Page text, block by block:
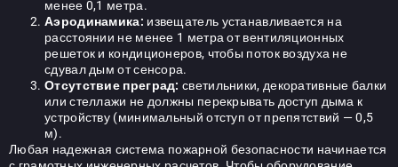
менее 0,1 метра.
Аэродинамика: извещатель устанавливается на
расстоянии не менее 1 метра от вентиляционных
решеток и кондиционеров, чтобы поток воздуха не
сдувал дым от сенсора.
Отсутствие преград: светильники, декоративные балки
или стеллажи не должны перекрывать доступ дыма к
устройству (минимальный отступ от препятствий — 0,5
м).
Любая надежная система пожарной безопасности начинается